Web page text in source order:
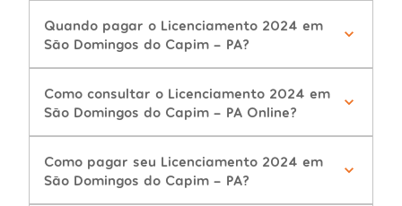
Quando pagar o Licenciamento 2024 em
São Domingos do Capim - PA?
Como consultar o Licenciamento 2024 em
São Domingos do Capim - PA Online?
Como pagar seu Licenciamento 2024 em
São Domingos do Capim - PA?